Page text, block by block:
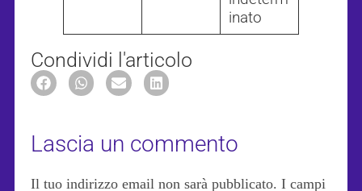
inato
Condividi l'articolo
Lascia un commento
Il tuo indirizzo email non sarà pubblicato. I campi